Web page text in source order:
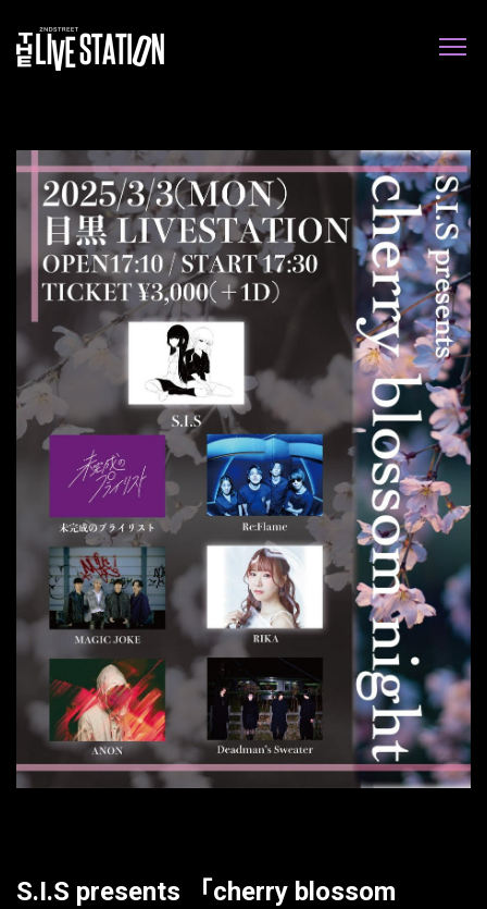
S.I.S presents 「cherry blossom